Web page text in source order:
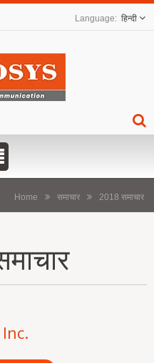
हिन्दी
Home समाचार 2018 समाचार